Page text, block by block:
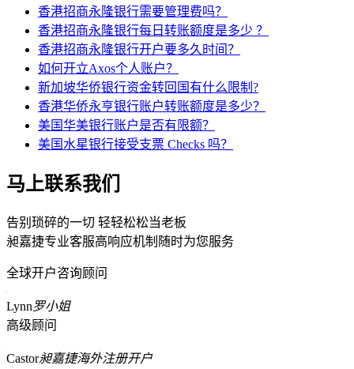
香港招商永隆银行需要管理费吗？
香港招商永隆银行每日转账额度是多少 ？
香港招商永隆银行开户要多久时间？
如何开立Axos个人账户？
新加坡华侨银行资金转回国有什么限制?
香港华侨永亨银行账户转账额度是多少？
美国华美银行账户是否有限额？
美国水星银行接受支票 Checks 吗？
马上联系我们
告别琐碎的一切 轻轻松松当老板
昶嘉捷专业客服高响应机制随时为您服务
全球开户咨询顾问
Lynn罗小姐
高级顾问
Castor昶嘉捷海外注册开户